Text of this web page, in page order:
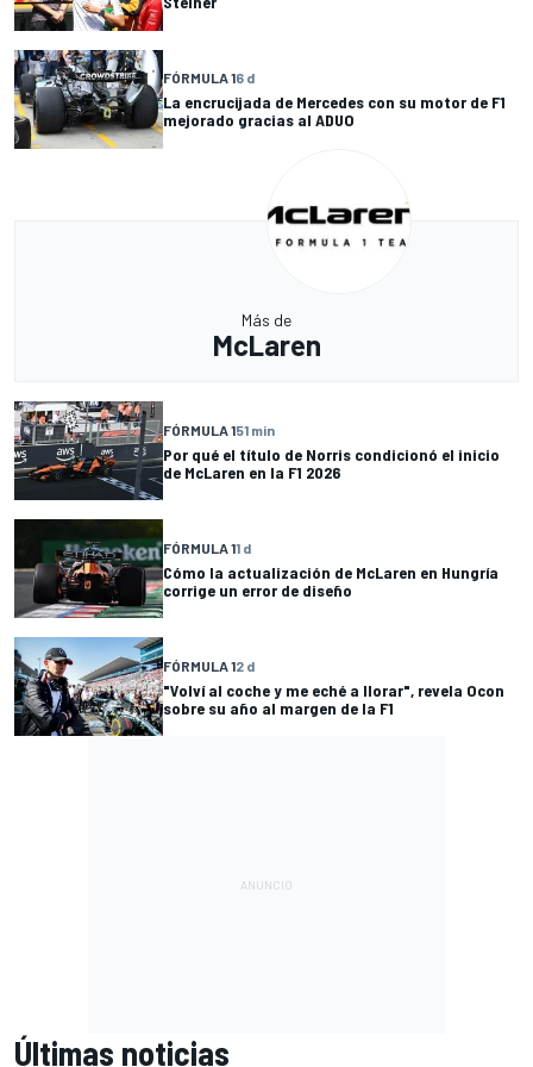
FÓRMULA 16 d
La encrucijada de Mercedes con su motor de F1
mejorado gracias al ADUO
Más de
McLaren
FÓRMULA 151 min
Por qué el título de Norris condicionó el inicio
de McLaren en la F1 2026
FÓRMULA 11 d
Cómo la actualización de McLaren en Hungría
corrige un error de diseño
FÓRMULA 12 d
"Volví al coche y me eché a llorar", revela Ocon
sobre su año al margen de la F1
Últimas noticias